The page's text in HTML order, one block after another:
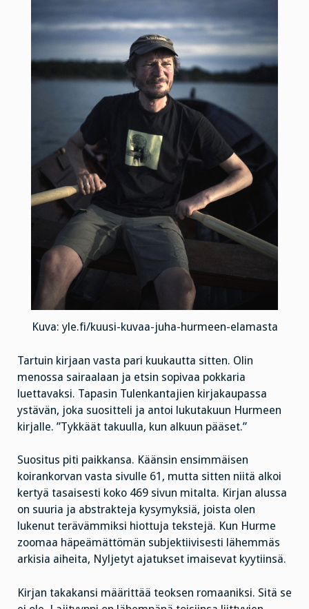
Kuva: yle.fi/kuusi-kuvaa-juha-hurmeen-elamasta
Tartuin kirjaan vasta pari kuukautta sitten. Olin
menossa sairaalaan ja etsin sopivaa pokkaria
luettavaksi. Tapasin Tulenkantajien kirjakaupassa
ystävän, joka suositteli ja antoi lukutakuun Hurmeen
kirjalle. ”Tykkäät takuulla, kun alkuun pääset.”
Suositus piti paikkansa. Käänsin ensimmäisen
koirankorvan vasta sivulle 61, mutta sitten niitä alkoi
kertyä tasaisesti koko 469 sivun mitalta. Kirjan alussa
on suuria ja abstrakteja kysymyksiä, joista olen
lukenut terävämmiksi hiottuja tekstejä. Kun Hurme
zoomaa häpeämättömän subjektiivisesti lähemmäs
arkisia aiheita, Nyljetyt ajatukset imaisevat kyytiinsä.
Kirjan takakansi määrittää teoksen romaaniksi. Sitä se